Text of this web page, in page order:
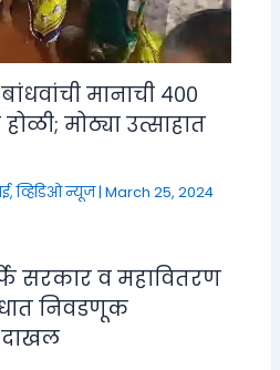
मानाची ४००
मोठ्या उत्साहात
,व्हिडिओ न्यूज|March 25, 2024
सरकार व महावितरण
निवडणूक
दाखल